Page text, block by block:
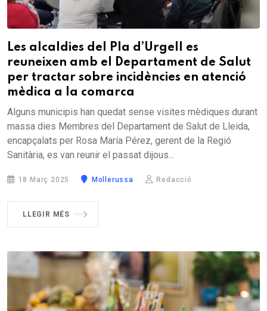
Les alcaldies del Pla d’Urgell es
reuneixen amb el Departament de Salut
per tractar sobre incidències en atenció
mèdica a la comarca
Alguns municipis han quedat sense visites mèdiques durant
massa dies Membres del Departament de Salut de Lleida,
encapçalats per Rosa María Pérez, gerent de la Regió
Sanitària, es van reunir el passat dijous...
18 Març 2025 Mollerussa Redacció
LLEGIR MÉS